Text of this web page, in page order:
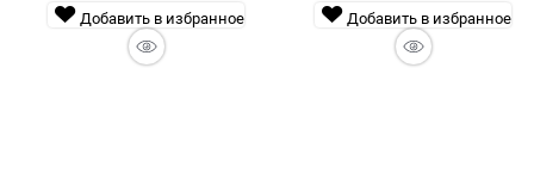
Добавить в избранное Добавить в избранное